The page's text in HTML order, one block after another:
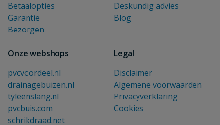
Betaalopties
Garantie
Bezorgen
Deskundig advies
Blog
Onze webshops
pvcvoordeel.nl
drainagebuizen.nl
tyleenslang.nl
pvcbuis.com
schrikdraad.net
Legal
Disclaimer
Algemene voorwaarden
Privacyverklaring
Cookies